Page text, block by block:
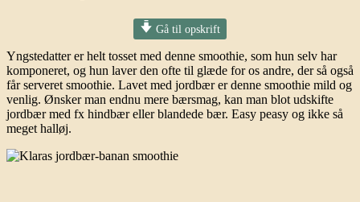
Gå til opskrift
Yngstedatter er helt tosset med denne smoothie, som hun selv har
komponeret, og hun laver den ofte til glæde for os andre, der så også
får serveret smoothie. Lavet med jordbær er denne smoothie mild og
venlig. Ønsker man endnu mere bærsmag, kan man blot udskifte
jordbær med fx hindbær eller blandede bær. Easy peasy og ikke så
meget halløj.